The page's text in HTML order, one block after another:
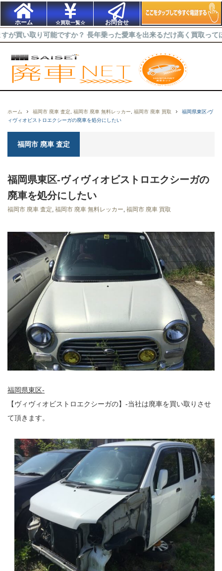
ホーム ☆買取一覧☆ お問合せ
ですか？ 長年乗った愛車を出来るだけ高く買取ってほしい！ 不
ホーム 福岡市 廃車 査定 福岡市 廃車 無料レッカー 福岡市 廃車 買取
福岡県東区-ヴ
ィヴィオビストロエクシーガの廃車を処分にしたい
福岡市 廃車 査定
福岡県東区-ヴィヴィオビストロエクシーガの
廃車を処分にしたい
福岡市 廃車 査定, 福岡市 廃車 無料レッカー, 福岡市 廃車 買取
福岡県東区-
【ヴィヴィオビストロエクシーガの】-当社は廃車を買い取りさせ
て頂きます。